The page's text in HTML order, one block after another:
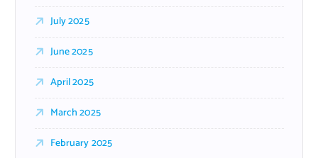
July 2025
June 2025
April 2025
March 2025
February 2025